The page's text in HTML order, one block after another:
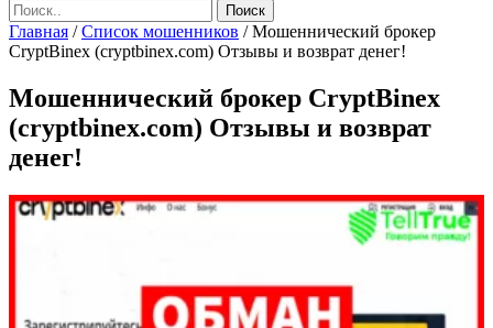
Главная /Список мошенников /Мошеннический брокер
СryptBinex (cryptbinex.com) Отзывы и возврат денег!
Мошеннический брокер СryptBinex
(cryptbinex.com) Отзывы и возврат
денег!